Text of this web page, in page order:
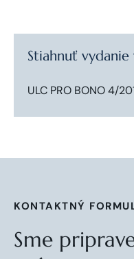
Stiahnuť vydanie
ULC PRO BONO 4/
KONTAKTNÝ
Sme